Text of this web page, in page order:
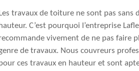
Les travaux de toiture ne sont pas sans
hauteur. C’est pourquoi l’entreprise
vivement de ne pas faire
de travaux. Nous couvreurs
ces travaux en hauteur et sont